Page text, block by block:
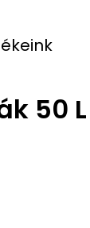
50 L